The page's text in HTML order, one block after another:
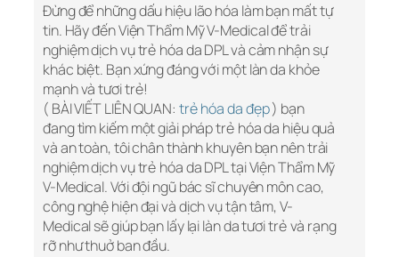
Đừng để những dấu hiệu lão hóa làm bạn mất tự
tin. Hãy đến Viện Thẩm Mỹ V-Medical để trải
nghiệm dịch vụ trẻ hóa da DPL và cảm nhận sự
khác biệt. Bạn xứng đáng với một làn da khỏe
mạnh và tươi trẻ!
( BÀI VIẾT LIÊN QUAN: trẻ hóa da đẹp) bạn
đang tìm kiếm một giải pháp trẻ hóa da hiệu quả
và an toàn, tôi chân thành khuyên bạn nên trải
nghiệm dịch vụ trẻ hóa da DPL tại Viện Thẩm Mỹ
V-Medical. Với đội ngũ bác sĩ chuyên môn cao,
công nghệ hiện đại và dịch vụ tận tâm, V-
Medical sẽ giúp bạn lấy lại làn da tươi trẻ và rạng
rỡ như thuở ban đầu.